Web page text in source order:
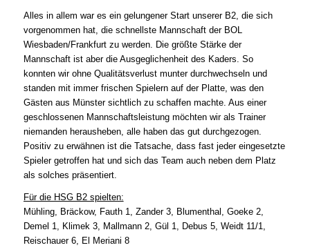
Alles in allem war es ein gelungener Start unserer B2, die sich
vorgenommen hat, die schnellste Mannschaft der BOL
Wiesbaden/Frankfurt zu werden. Die größte Stärke der
Mannschaft ist aber die Ausgeglichenheit des Kaders. So
konnten wir ohne Qualitätsverlust munter durchwechseln und
standen mit immer frischen Spielern auf der Platte, was den
Gästen aus Münster sichtlich zu schaffen machte. Aus einer
geschlossenen Mannschaftsleistung möchten wir als Trainer
niemanden herausheben, alle haben das gut durchgezogen.
Positiv zu erwähnen ist die Tatsache, dass fast jeder eingesetzte
Spieler getroffen hat und sich das Team auch neben dem Platz
als solches präsentiert.
Für die HSG B2 spielten:
Mühling, Bräckow, Fauth 1, Zander 3, Blumenthal, Goeke 2,
Demel 1, Klimek 3, Mallmann 2, Gül 1, Debus 5, Weidt 11/1,
Reischauer 6, El Meriani 8